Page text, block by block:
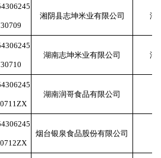
湘阴县志坤米业有限公司 湖
湖南志坤米业有限公司 湖
湖南润哥食品有限公司
烟台银泉食品股份有限公司